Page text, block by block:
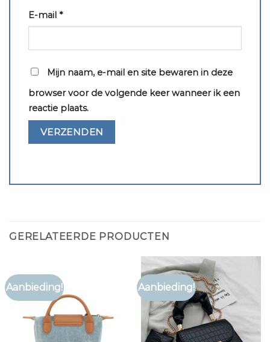
E-mail *
Mijn naam, e-mail en site bewaren in deze
browser voor de volgende keer wanneer ik een
reactie plaats.
GERELATEERDE PRODUCTEN
Aanbieding! Aanbieding!